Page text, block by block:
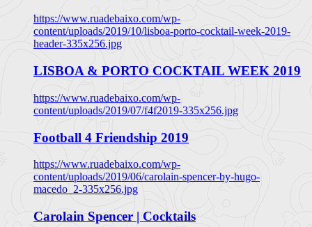
https://www.ruadebaixo.com/wp-
content/uploads/2019/10/lisboa-porto-cocktail-week-2019-
header-335x256.jpg
LISBOA & PORTO COCKTAIL WEEK 2019
https://www.ruadebaixo.com/wp-
content/uploads/2019/07/f4f2019-335x256.jpg
Football 4 Friendship 2019
https://www.ruadebaixo.com/wp-
content/uploads/2019/06/carolain-spencer-by-hugo-
macedo_2-335x256.jpg
Carolain Spencer | Cocktails